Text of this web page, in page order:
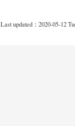
Last updated：2020-05-12